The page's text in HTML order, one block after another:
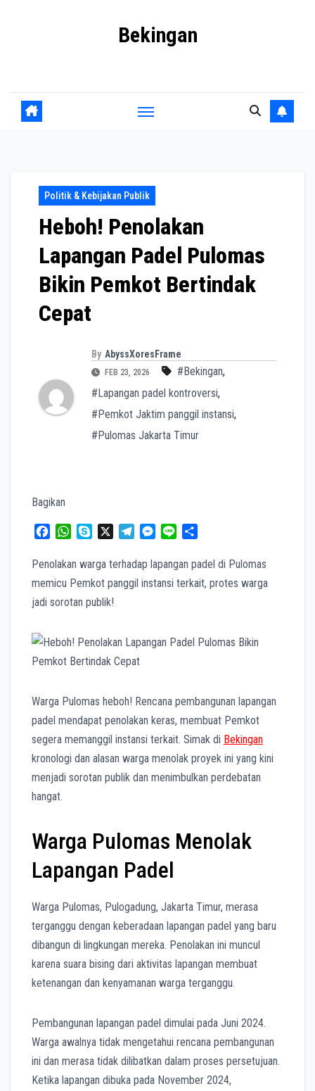
Bekingan
Politik & Kebijakan Publik
Heboh! Penolakan
Lapangan Padel Pulomas
Bikin Pemkot Bertindak
Cepat
By AbyssXoresFrame
FEB 23, 2026 #Bekingan,
#Lapangan padel kontroversi,
#Pemkot Jaktim panggil instansi,
#Pulomas Jakarta Timur
Bagikan
c
e
o
k
W
a
t
A
p
y
l
e
m
M
s
e
n
e
a
r
Penolakan warga terhadap lapangan padel di Pulomas
memicu Pemkot panggil instansi terkait, protes warga
jadi sorotan publik!
Warga Pulomas heboh! Rencana pembangunan lapangan
padel mendapat penolakan keras, membuat Pemkot
segera memanggil instansi terkait. Simak di Bekingan
kronologi dan alasan warga menolak proyek ini yang kini
menjadi sorotan publik dan menimbulkan perdebatan
hangat.
Warga Pulomas Menolak
Lapangan Padel
Warga Pulomas, Pulogadung, Jakarta Timur, merasa
terganggu dengan keberadaan lapangan padel yang baru
dibangun di lingkungan mereka. Penolakan ini muncul
karena suara bising dari aktivitas lapangan membuat
ketenangan dan kenyamanan warga terganggu.
Pembangunan lapangan padel dimulai pada Juni 2024.
Warga awalnya tidak mengetahui rencana pembangunan
ini dan merasa tidak dilibatkan dalam proses persetujuan.
Ketika lapangan dibuka pada November 2024,